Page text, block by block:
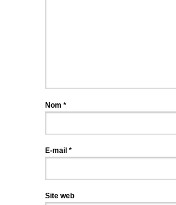
Nom *
E-mail *
Site web